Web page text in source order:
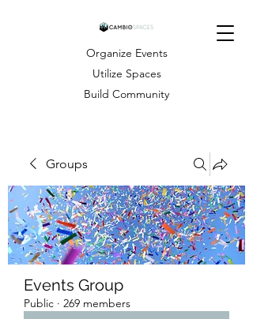
Organize Events
Utilize Spaces
Build Community
Groups
Events Group
Public · 269 members